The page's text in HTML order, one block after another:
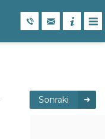
Sonraki